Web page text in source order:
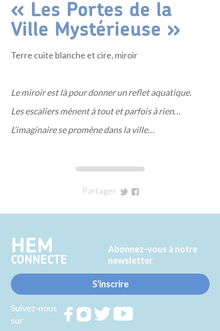
« Les Portes de la
Ville Mystérieuse »
Terre cuite blanche et cire, miroir
Le miroir est là pour donner un reflet aquatique.
Les escaliers mènent à tout et parfois à rien…
L’imaginaire se promène dans la ville…
Partager
Twitter
Facebook
HEM
CONNECTE
Abonnez-vous à notre
newsletter
S'inscrire
Suivez-nous
sur
RejoignezRejoignezRejoignez